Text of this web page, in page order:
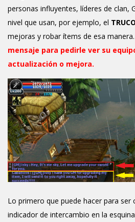
personas influyentes, líderes de clan,
nivel que usan, por ejemplo, el TRUCO
mejoras y robar ítems de esa manera.
mensaje para pedirle ver su
actualización o mejora.
Lo primero que puede hacer para ser
indicador de intercambio en la